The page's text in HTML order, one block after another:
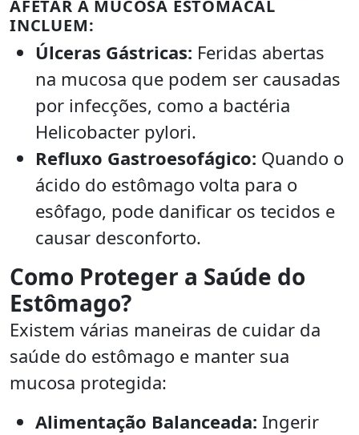
AFETAR A MUCOSA ESTOMACAL
INCLUEM:
Úlceras Gástricas: Feridas abertas
na mucosa que podem ser causadas
por infecções, como a bactéria
Helicobacter pylori.
Refluxo Gastroesofágico: Quando o
ácido do estômago volta para o
esôfago, pode danificar os tecidos e
causar desconforto.
Como Proteger a Saúde do
Estômago?
Existem várias maneiras de cuidar da
saúde do estômago e manter sua
mucosa protegida:
Alimentação Balanceada: Ingerir